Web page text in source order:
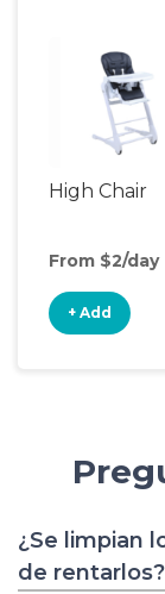
High Chair
From $2/day
+ Add
¿Se limpian
de rentarlos?